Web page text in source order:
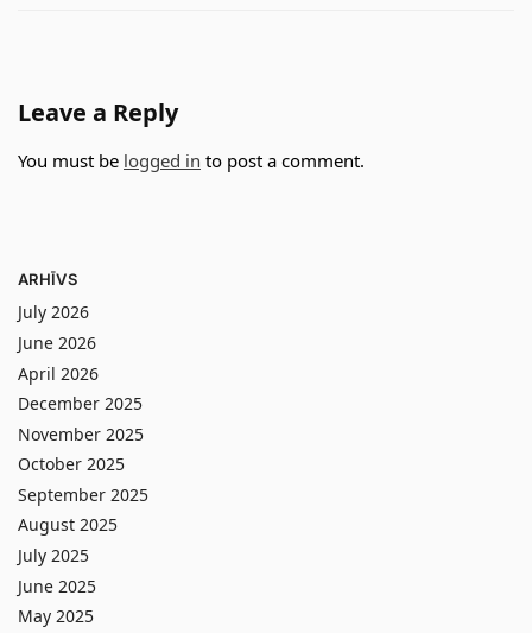
Leave a Reply
You must be logged in to post a comment.
ARHĪVS
July 2026
June 2026
April 2026
December 2025
November 2025
October 2025
September 2025
August 2025
July 2025
June 2025
May 2025